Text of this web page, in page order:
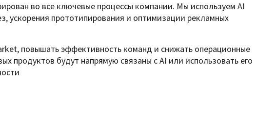
во все ключевые процессы компании. Мы используем AI
ускорения прототипирования и оптимизации рекламных
повышать эффективность команд и снижать операционные
продуктов будут напрямую связаны с AI или использовать его